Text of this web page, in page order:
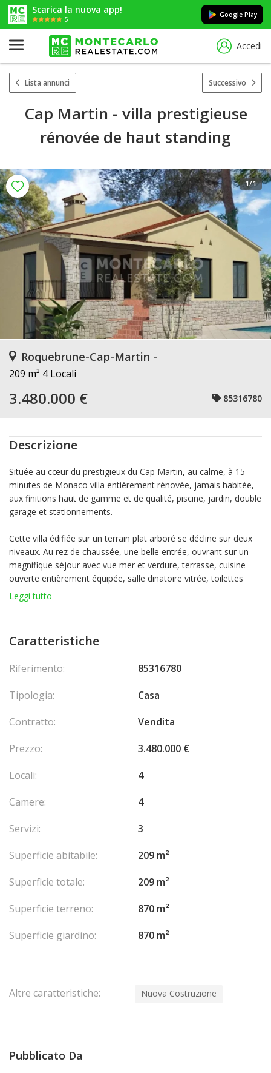
Scarica la nuova app!
5
Google Play
Accedi
Lista annunci Successivo
Cap Martin - villa prestigieuse
rénovée de haut standing
1/1
Roquebrune-Cap-Martin -
209 m² 4 Locali
3.480.000 € 85316780
Descrizione
Située au cœur du prestigieux du Cap Martin, au calme, à 15
minutes de Monaco villa entièrement rénovée, jamais habitée,
aux finitions haut de gamme et de qualité, piscine, jardin, double
garage et stationnements.
Cette villa édifiée sur un terrain plat arboré se décline sur deux
niveaux. Au rez de chaussée, une belle entrée, ouvrant sur un
magnifique séjour avec vue mer et verdure, terrasse, cuisine
ouverte entièrement équipée, salle dinatoire vitrée, toilettes
avec lave-mains, 2 suites avec salles de bains.
sont disponibles sur le site Géorisques georisques.gouv.fr Les
Leggi tutto
Caratteristiche
Riferimento:
85316780
Tipologia:
Casa
Contratto:
Vendita
Prezzo:
3.480.000 €
Locali:
4
Camere:
4
Servizi:
3
Superficie abitabile:
209 m²
Superficie totale:
209 m²
Superficie terreno:
870 m²
Superficie giardino:
870 m²
Altre caratteristiche: Nuova Costruzione
Pubblicato Da